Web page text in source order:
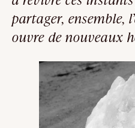
partager, ensemble,
ouvre de nouveaux